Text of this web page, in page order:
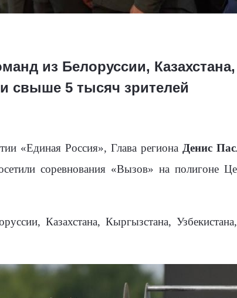
из Белоруссии,
свыше 5 тысяч зрителей
«Единая Россия», Глава региона Денис
соревнования «Вызов» на полигоне
Казахстана, Кыргызстана,